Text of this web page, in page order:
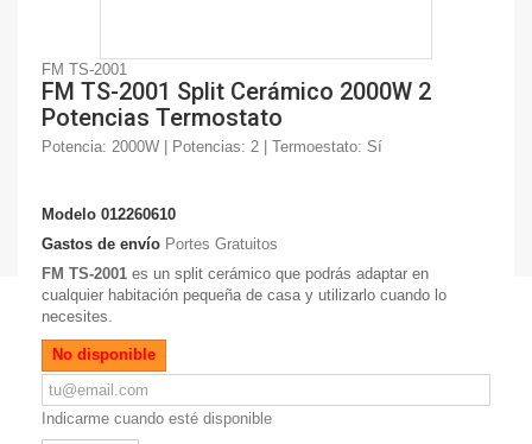
FM TS-2001
FM TS-2001 Split Cerámico 2000W 2
Potencias Termostato
Potencia: 2000W | Potencias: 2 | Termoestato: Sí
Modelo 012260610
Gastos de envío Portes Gratuitos
FM TS-2001 es un split cerámico que podrás adaptar en
cualquier habitación pequeña de casa y utilizarlo cuando lo
necesites.
No disponible
Indicarme cuando esté disponible